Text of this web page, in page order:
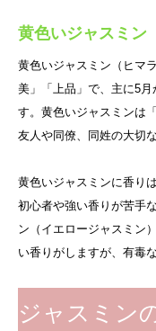
黄色いジャスミン
黄色いジャスミン（ヒマ
美」「上品」で、主に5
す。黄色いジャスミンは
友人や同僚、同姓の大切
黄色いジャスミンに香り
初心者や強い香りが苦手
ン（イエロージャスミン
い香りがしますが、有毒
ジャスミン